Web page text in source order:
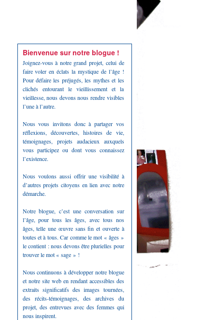
Bienvenue sur notre blogue !
Joignez-vous à notre grand projet, celui de
faire voler en éclats la mystique de l’âge !
Pour défaire les préjugés, les mythes et les
clichés entourant le vieillissement et la
vieillesse, nous devons nous rendre visibles
l’une à l’autre.
Nous vous invitons donc à partager vos
réflexions, découvertes, histoires de vie,
témoignages, projets audacieux auxquels
vous participez ou dont vous connaissez
l’existence.
Nous voulons aussi offrir une visibilité à
d’autres projets citoyens en lien avec notre
démarche.
Notre blogue, c’est une conversation sur
l’âge, pour tous les âges, avec tous nos
âges, telle une œuvre sans fin et ouverte à
toutes et à tous. Car comme le mot « âges »
le contient : nous devons être plurielles pour
trouver le mot « sage » !
Nous continuons à développer notre blogue
et notre site web en rendant accessibles des
extraits significatifs des images tournées,
des récits-témoignages, des archives du
projet, des entrevues avec des femmes qui
nous inspirent.